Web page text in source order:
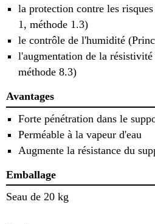
la protection contre les
1, méthode 1.3)
le contrôle de l'humidité
l'augmentation de la
méthode 8.3)
Avantages
Forte pénétration dans le
Perméable à la vapeur d'eau
Augmente la résistance du
Emballage
Seau de 20 kg